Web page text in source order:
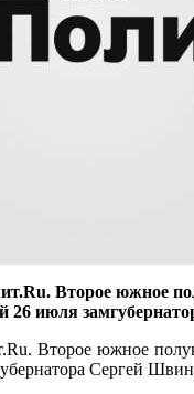
Второе южное
26 июля
южное
Сергей